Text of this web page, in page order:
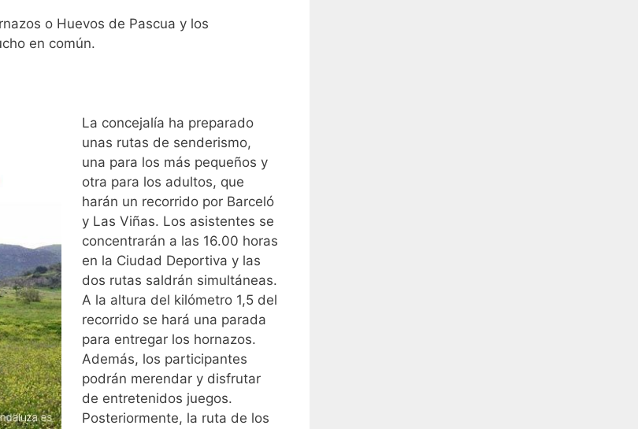
o Huevos de Pascua y los
en común.
La concejalía ha preparado
unas rutas de senderismo,
una para los más pequeños y
otra para los adultos, que
harán un recorrido por Barceló
y Las Viñas. Los asistentes se
concentrarán a las 16.00 horas
en la Ciudad Deportiva y las
dos rutas saldrán simultáneas.
A la altura del kilómetro 1,5 del
recorrido se hará una parada
para entregar los hornazos.
Además, los participantes
podrán merendar y disfrutar
de entretenidos juegos.
Posteriormente, la ruta de los